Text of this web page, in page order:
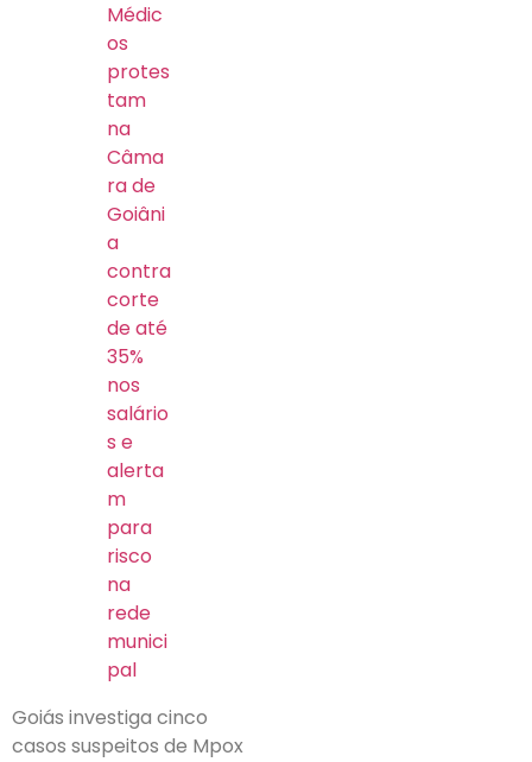
Médic
os
protes
tam
na
Câma
ra de
Goiâni
a
contra
corte
de até
35%
nos
salário
s e
alerta
m
para
risco
na
rede
munici
pal
Goiás investiga cinco
casos suspeitos de Mpox